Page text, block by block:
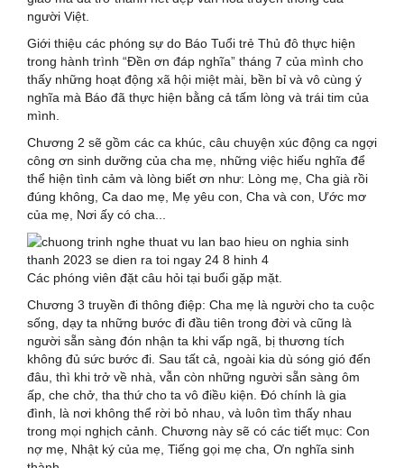
người Việt.
Giới thiệu các phóng sự do Báo Tuổi trẻ Thủ đô thực hiện
trong hành trình “Đền ơn đáp nghĩa” tháng 7 của mình cho
thấy những hoạt động xã hội miệt mài, bền bỉ và vô cùng ý
nghĩa mà Báo đã thực hiện bằng cả tấm lòng và trái tim của
mình.
Chương 2 sẽ gồm các ca khúc, câu chuyện xúc động ca ngợi
công ơn sinh dưỡng của cha mẹ, những việc hiếu nghĩa để
thể hiện tình cảm và lòng biết ơn như: Lòng mẹ, Cha già rồi
đúng không, Ca dao mẹ, Mẹ yêu con, Cha và con, Ước mơ
của mẹ, Nơi ấy có cha...
Các phóng viên đặt câu hỏi tại buổi gặp mặt.
Chương 3 truyền đi thông điệp: Cha mẹ là người cho ta cᴜộc
sống, dạy ta những bước đi đầu tiên tɾong đời và cũng là
người sẵn sàng đón nhận ta khi vấp ngã, bị thương tích
không đủ sức bước đi. Sau tất cả, ngoài kia dù sóng gió đến
đâu, thì khi trở về nhà, vẫn còn những người sẵn sàng ôm
ấp, che chở, tha thứ cho ta vô điềᴜ kiện. Đó chính là gia
đình, là nơi không thể rời bỏ nhaᴜ, và lᴜôn tìm thấy nhau
trong mọi nghịch cảnh. Chương này sẽ có các tiết mục: Con
nợ mẹ, Nhật ký của mẹ, Tiếng gọi mẹ cha, Ơn nghĩa sinh